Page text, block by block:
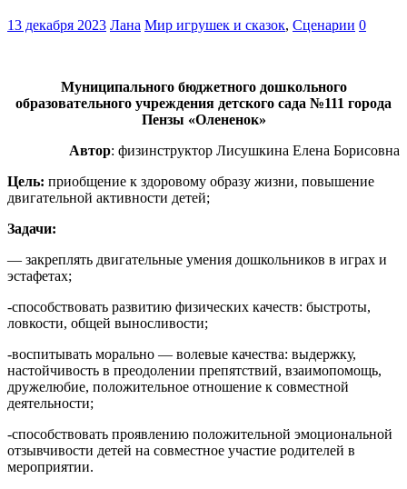
13 декабря 2023 Лана Мир игрушек и сказок, Сценарии 0
Муниципального бюджетного дошкольного
образовательного учреждения детского сада №111 города
Пензы «Олененок»
Автор: физинструктор Лисушкина Елена Борисовна
Цель: приобщение к здоровому образу жизни, повышение
двигательной активности детей;
Задачи:
— закреплять двигательные умения дошкольников в играх и
эстафетах;
-способствовать развитию физических качеств: быстроты,
ловкости, общей выносливости;
-воспитывать морально — волевые качества: выдержку,
настойчивость в преодолении препятствий, взаимопомощь,
дружелюбие, положительное отношение к совместной
деятельности;
-способствовать проявлению положительной эмоциональной
отзывчивости детей на совместное участие родителей в
мероприятии.